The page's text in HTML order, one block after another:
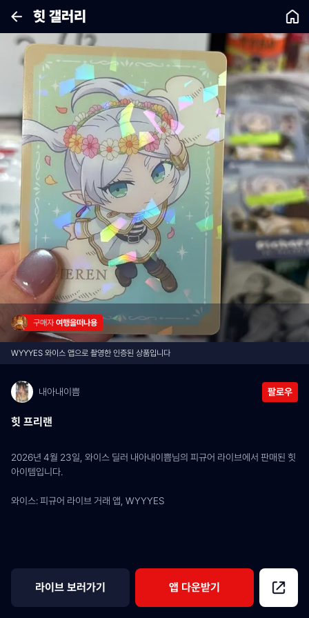
힛 갤러리
구매자 여행을떠나용
WYYYES 와이스 앱으로 촬영한 인증된 상품입니다
내아내이쁨 팔로우
힛 프리랜
2026년 4월 23일, 와이스 딜러 내아내이쁨님의 피규어 라이브에서 판매된 힛
아이템입니다.
와이스: 피규어 라이브 거래 앱, WYYYES
라이브 보러가기 앱 다운받기